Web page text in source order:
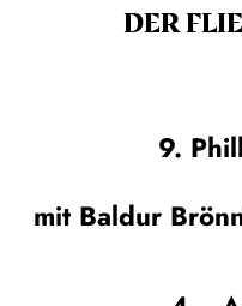
DER
9.
mit Baldur